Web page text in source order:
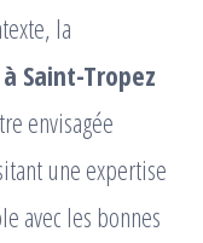
la
Saint-Tropez
envisagée
une expertise
avec les bonnes